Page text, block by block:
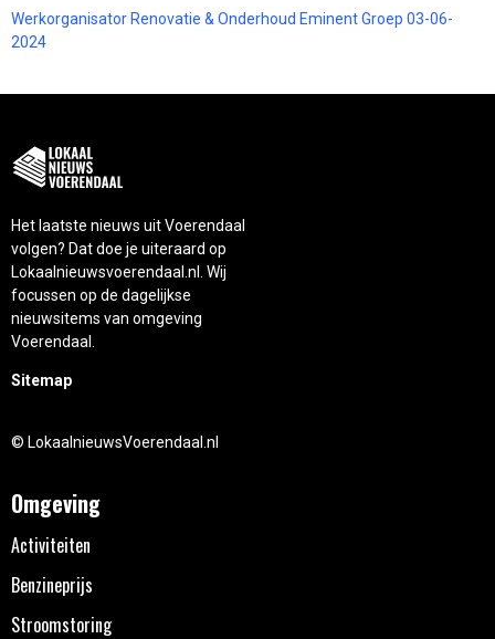
Werkorganisator Renovatie & Onderhoud Eminent Groep 03-06-
2024
Het laatste nieuws uit Voerendaal
volgen? Dat doe je uiteraard op
Lokaalnieuwsvoerendaal.nl. Wij
focussen op de dagelijkse
nieuwsitems van omgeving
Voerendaal.
Sitemap
© LokaalnieuwsVoerendaal.nl
Omgeving
Activiteiten
Benzineprijs
Stroomstoring